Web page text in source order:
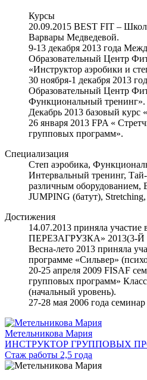
Курсы
20.09.2015 ВEST FIT –
Варвары Медведевой.
9-13 декабря 2013 года
Образовательный Центр
«Инструктор аэробики и
30 ноября-1 декабря 2013
Образовательный Центр
Функциональный тренинг».
Декабрь 2013 базовый курс
26 января 2013 FPA «
групповых программ».
Специализация
Степ аэробика,
Интервальный тренинг,
различным оборудованием,
JUMPING (батут), Stretching,
Достижения
14.07.2013 приняла
ПЕРЕЗАГРУЗКА» 2013(3-
Весна-лето 2013 приняла
программе «Сильвер»
20-25 апреля 2009 FISAF
групповых программ»
(начальный уровень).
27-28 мая 2006 года
Метельникова Мария
ИНСТРУКТОР ГРУППОВЫХ
Стаж работы 2,5 года